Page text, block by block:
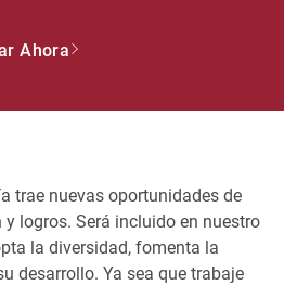
Ahora
trae nuevas oportunidades de
logros. Será incluido en nuestro
la diversidad, fomenta la
desarrollo. Ya sea que trabaje